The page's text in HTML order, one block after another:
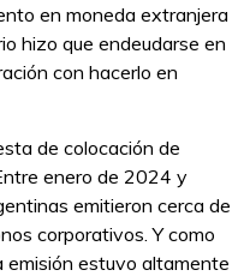
en moneda extranjera
hizo que endeudarse en
con hacerlo en
de colocación de
enero de 2024 y
emitieron cerca de
corporativos. Y como
emisión estuvo altamente